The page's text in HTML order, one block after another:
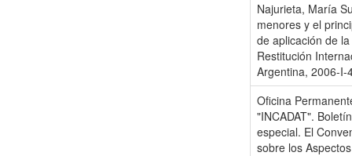
Najurieta, María
menores y el
de aplicación de
Restitución
Argentina, 2006-I-
Oficina
"INCADAT".
especial. El
sobre los